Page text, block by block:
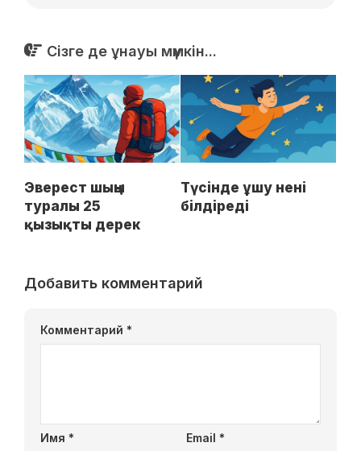
Сізге де ұнауы мүмкін...
Эверест шыңы
туралы 25
қызықты дерек
Түсінде ұшу нені
білдіреді
Добавить комментарий
Комментарий *
Имя * Email *